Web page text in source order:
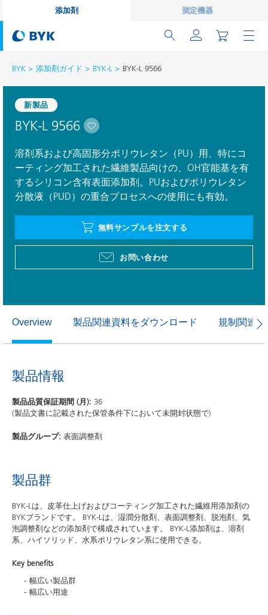
添加剤 測定機器
BYK 添加剤ガイド BYK-L BYK-L 9566
新製品
BYK-L 9566
溶剤系および高固形分ポリウレタン（PU）用、特にコ
ーティング加工された繊維製品向けの、OH官能基を有
するシリコン含有表面添加剤。PUおよびポリウレタン
分散液（PUD）の重合プロセスへの使用にも有効。
無料サンプルを注文する
お問い合わせ
Overview 製品関連資料をダウンロード 規制関連
製品情報
製品品質保証期間 (月): 36
(製品文書に記載された保管条件下において未開封状態で)
製品グループ: 表面調整剤
製品群
BYK-Lは、皮革仕上げおよびコーティング加工された繊維用添加剤の
BYKブランドです。 BYK-Lは、湿潤分散剤、表面調整剤、脱泡剤、気
泡調整剤などの添加剤で構成されています。 BYK-L添加剤は、溶剤
系、ハイソリッド、水系ポリウレタン系に使用できる。
Key benefits
幅広い製品群
幅広い用途